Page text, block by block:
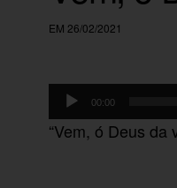
EM 26/02/2021
Tocador
de
áudio
00:00
“Vem, ó Deus da